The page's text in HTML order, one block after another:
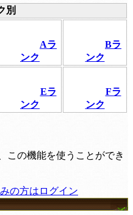
別
Aラ
ンク
Bラ
ンク
Eラ
ンク
Fラ
ンク
この機能を使うことができ
の方はログイン